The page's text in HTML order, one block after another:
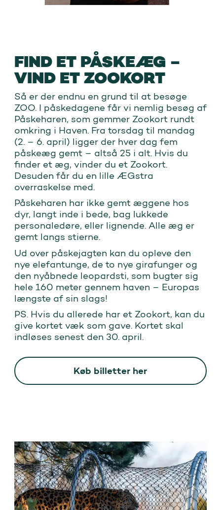
FIND ET PÅSKEÆG –
VIND ET ZOOKORT
Så er der endnu en grund til at besøge
ZOO. I påskedagene får vi nemlig besøg af
Påskeharen, som gemmer Zookort rundt
omkring i Haven. Fra torsdag til mandag
(2. – 6. april) ligger der hver dag fem
påskeæg gemt – altså 25 i alt. Hvis du
finder et æg, vinder du et Zookort.
Desuden får du en lille ÆGstra
overraskelse med.
Påskeharen har ikke gemt æggene hos
dyr, langt inde i bede, bag lukkede
personaledøre, eller lignende. Alle æg er
gemt langs stierne.
Ud over påskejagten kan du opleve den
nye elefantunge, de to nye girafunger og
den nyåbnede leopardsti, som bugter sig
hele 160 meter gennem haven – Europas
længste af sin slags!
PS. Hvis du allerede har et Zookort, kan du
give kortet væk som gave. Kortet skal
indløses senest den 30. april.
Køb billetter her